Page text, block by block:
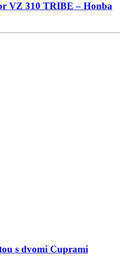
VZ 310 TRIBE – Honba
s dvomi Cuprami